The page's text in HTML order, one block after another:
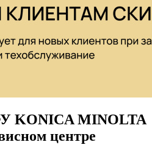
KONICA MINOLTA
центре